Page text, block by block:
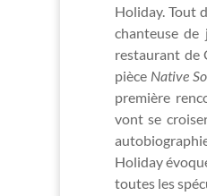
Holiday. Tout
chanteuse de
restaurant de
pièce Native
première
vont se
Holiday
toutes les